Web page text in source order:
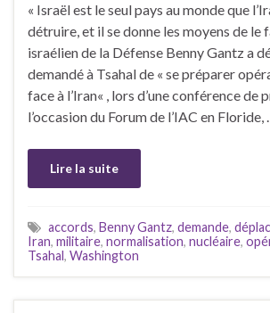
« Israël est le seul pays au monde que
détruire, et il se donne les moyens de le
israélien de la Défense Benny Gantz a
demandé à Tsahal de « se préparer
face à l’Iran« , lors d’une conférence de
l’occasion du Forum de l’IAC en Floride,
Lire la suite
accords, Benny Gantz, demande,
Iran, militaire, normalisation, nucléaire,
Tsahal, Washington